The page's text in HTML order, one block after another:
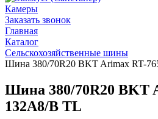
Камеры
Заказать звонок
Главная
Каталог
Сельскохозяйственные шины
Шина 380/70R20 BKT Arimax RT-
Шина 380/70R20 BKT
132A8/B TL